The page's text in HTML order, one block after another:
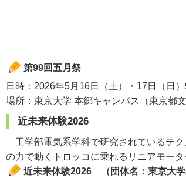
第99回五月祭
日時：2026年5月16日（土）・17日（日
場所：東京大学 本郷キャンパス（東京都
近未来体験2026
工学部電気系学科で研究されているテ
の力で動くトロッコに乗れるリニアモー
近未来体験2026 （団体名：東京大学